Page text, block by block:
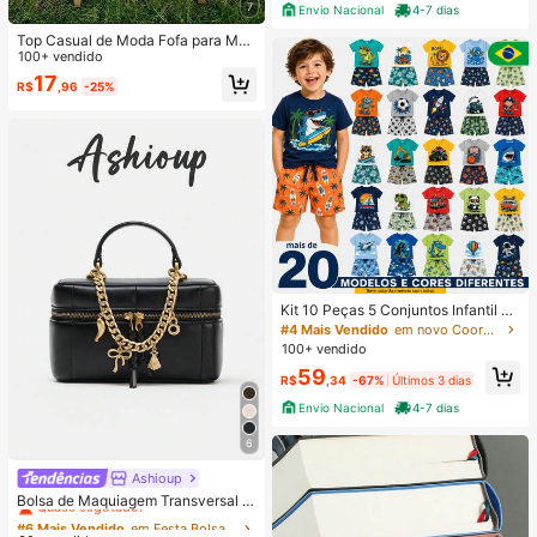
7
Top Casual de Moda Fofa para Men
ina Bebê com Manga Curta e Gola
Redonda, Adequada para Primaver
a e Verão
100+ vendido
R$17,96 -25%
6
Ashioup
Bolsa de Maquiagem Transversal P
ortátil Feminina com Duplo Zíper, B
#6 Mais Vendido
Quase esgotado!
#6 Mais Vendido
#6 Mais Vendido
Envio Nacional
4-7 dias
Kit 10 Peças 5 Conjuntos Infantil M
enino Verão em Algodão - 5 Shorts
5 Camisas Envio Sortido, Conjunto
#4 Mais Vendido
em novo Coordenadas de camiseta para meninos
100+ vendido
R$59 ,34 -67% Últimos 3 dias
Envio Nacional
4-7 dias